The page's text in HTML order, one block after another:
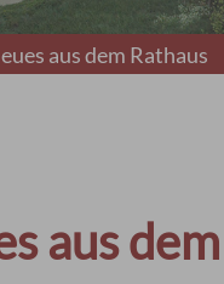
aus dem Rathaus
aus